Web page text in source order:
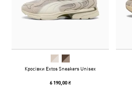
Кросівки Extos Sneakers Unisex
6 190,00 ₴